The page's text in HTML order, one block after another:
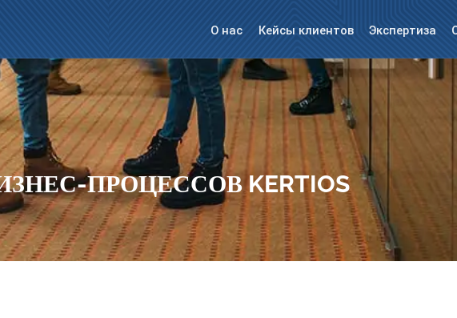
О нас Кейсы клиентов Экспертиза
ПРОЦЕССОВ KERTIOS